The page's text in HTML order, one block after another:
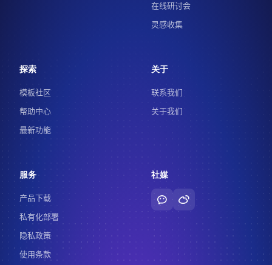
在线研讨会
灵感收集
探索
模板社区
帮助中心
最新功能
关于
联系我们
关于我们
服务
产品下载
私有化部署
隐私政策
使用条款
社媒